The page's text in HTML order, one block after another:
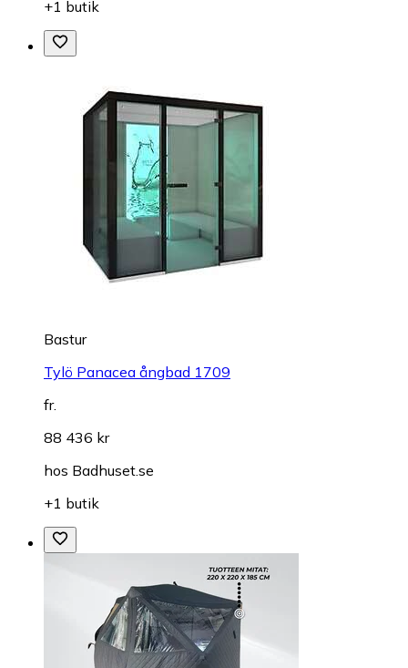
+1 butik
Bastur
Tylö Panacea ångbad 1709
fr.
88 436 kr
hos Badhuset.se
+1 butik